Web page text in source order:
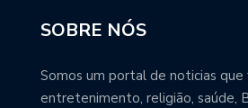
SOBRE NÓS
Somos um portal de noticias
entretenimento, religião, saúde,